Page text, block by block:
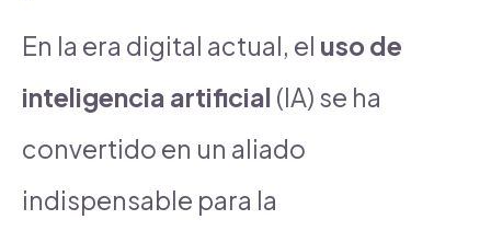
En la era digital actual, el uso de
inteligencia artificial (IA) se ha
convertido en un aliado
indispensable para la